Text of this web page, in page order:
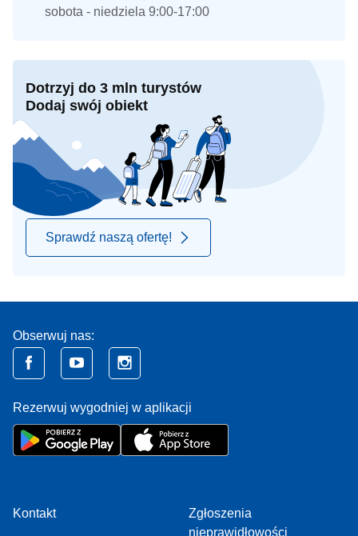
sobota - niedziela 9:00-17:00
Dotrzyj do 3 mln turystów
Dodaj swój obiekt
Sprawdź naszą ofertę!
Obserwuj nas:
Rezerwuj wygodniej w aplikacji
Kontakt
Zgłoszenia
nieprawidłowości